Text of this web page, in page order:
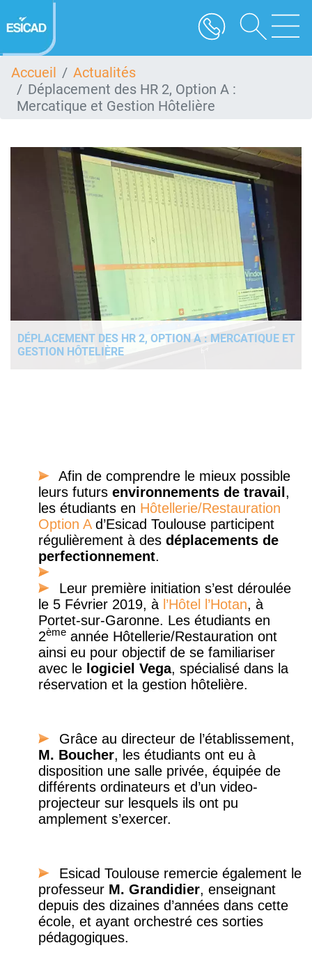
au
contenu
Accueil
Actualités
Déplacement des HR 2, Option A :
Mercatique et Gestion Hôtelière
DÉPLACEMENT DES HR 2, OPTION A : MERCATIQUE ET
GESTION HÔTELIÈRE
Afin de comprendre le mieux possible
leurs futurs environnements de travail,
les étudiants en Hôtellerie/Restauration
Option Ad’Esicad Toulouse participent
régulièrement à des déplacements de
perfectionnement.
Leur première initiation s’est déroulée
le 5 Février 2019, à l’Hôtel l’Hotan, à
Portet-sur-Garonne. Les étudiants en
2ème année Hôtellerie/Restauration ont
ainsi eu pour objectif de se familiariser
avec le logiciel Vega, spécialisé dans la
réservation et la gestion hôtelière.
Grâce au directeur de l’établissement,
M. Boucher, les étudiants ont eu à
disposition une salle privée, équipée de
différents ordinateurs et d’un video-
projecteur sur lesquels ils ont pu
amplement s’exercer.
Esicad Toulouse remercie également le
professeur M. Grandidier, enseignant
depuis des dizaines d’années dans cette
école, et ayant orchestré ces sorties
pédagogiques.